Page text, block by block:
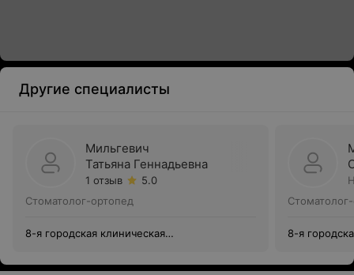
Другие специалисты
Мильгевич
Татьяна Геннадьевна
1 отзыв
5.0
Стоматолог-ортопед
8-я городская клиническая
8-я